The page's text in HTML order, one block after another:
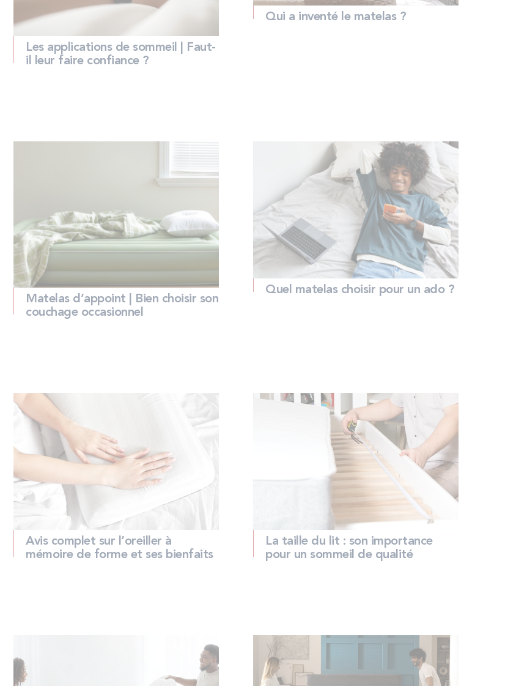
Les applications de sommeil | Faut-
il leur faire confiance ?
Qui a inventé le matelas ?
Matelas d’appoint | Bien choisir son
couchage occasionnel
Quel matelas choisir pour un ado ?
Avis complet sur l’oreiller à
mémoire de forme et ses bienfaits
La taille du lit : son importance
pour un sommeil de qualité